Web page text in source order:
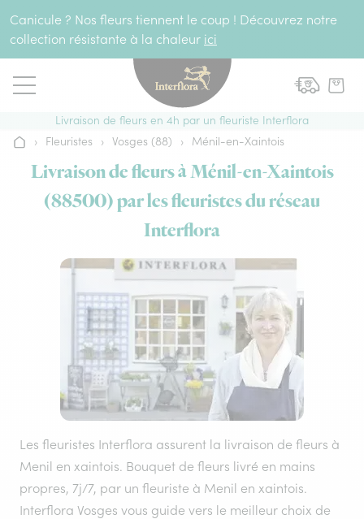
Canicule ? Nos fleurs tiennent le coup ! Découvrez notre
collection résistante à la chaleur ici
Livraison de fleurs en 4h par un fleuriste Interflora
Accueil
› Fleuristes › Vosges (88) › Ménil-en-Xaintois
Livraison de fleurs à Ménil-en-Xaintois
(88500) par les fleuristes du réseau
Interflora
Les fleuristes Interflora assurent la livraison de fleurs à
Menil en xaintois. Bouquet de fleurs livré en mains
propres, 7j/7, par un fleuriste à Menil en xaintois.
Interflora Vosges vous guide vers le meilleur choix de